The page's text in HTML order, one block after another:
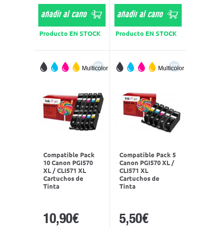
Producto EN STOCK
añadir al carro
Producto EN STOCK
añadir al carro
Multicolor
Compatible Pack
10 Canon PGI570
XL / CLI571 XL
Cartuchos de
Tinta
10,90€
Multicolor
Compatible Pack 5
Canon PGI570 XL /
CLI571 XL
Cartuchos de
Tinta
5,50€